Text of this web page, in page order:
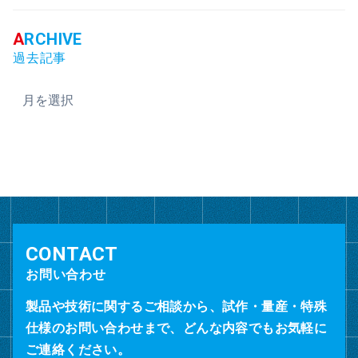
過去記事
ー
お問い合わせ
製品や技術に関するご相談から、試作・量産・特殊
仕様のお問い合わせまで、どんな内容でもお気軽に
ご連絡ください。